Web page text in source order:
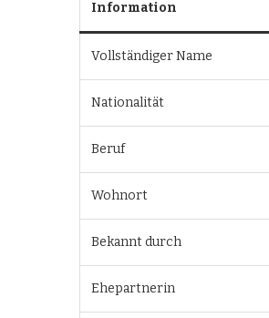
Information
Vollständiger Name
Nationalität
Beruf
Wohnort
Bekannt durch
Ehepartnerin